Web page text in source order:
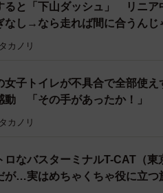
ると「下山ダッシュ」 リニ
なし→なら走れば間に合うん
カノリ
女子トイレが不具合で全部使
動 「その手があったか！」
カノリ
ロなバスターミナルT-CAT（
が…実はめちゃくちゃ役に立つ